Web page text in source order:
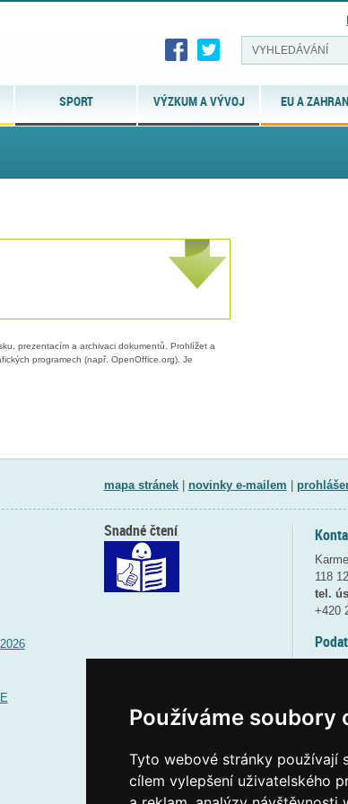
Používáme soubory
Tyto webové stránky používají
cílem vylepšení uživatelského
SPORT VÝZKUM A VÝVOJ EU A
prezentacím a archivaci dokumentů. Prohlížet a
programech (např. OpenOffice.org). Je
mapa stránek| novinky e-mailem
118
tel.
+420
(více
Snadné čtení